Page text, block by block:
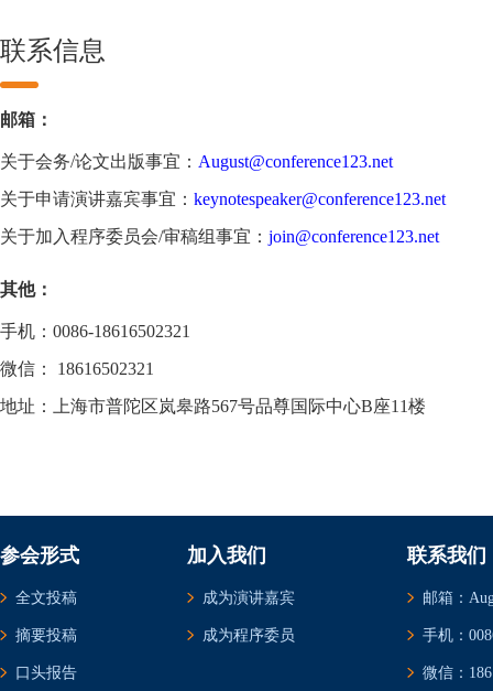
联系信息
邮箱：
关于会务/论文出版事宜： August@conference123.net
关于申请演讲嘉宾事宜： keynotespeaker@conference123.net
关于加入程序委员会/审稿组事宜： join@conference123.net
其他：
手机：0086-18616502321
微信： 18616502321
地址：上海市普陀区岚皋路567号品尊国际中心B座11楼
参会形式
全文投稿
摘要投稿
口头报告
加入我们
成为演讲嘉宾
成为程序委员
联系我们
邮箱：
手机：
微信：